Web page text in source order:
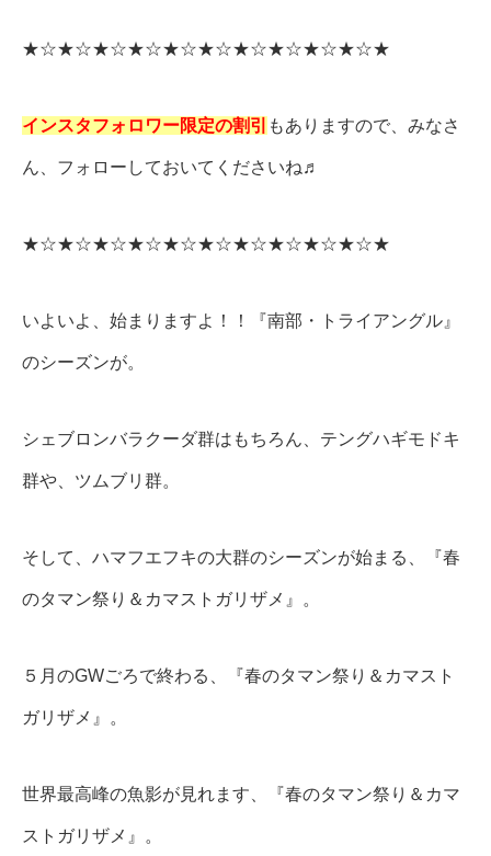
★☆★☆★☆★☆★☆★☆★☆★☆★☆★☆★
インスタフォロワー限定の割引 もありますので、みなさ
ん、フォローしておいてくださいね♬
★☆★☆★☆★☆★☆★☆★☆★☆★☆★☆★
いよいよ、始まりますよ！！『南部・トライアングル』
のシーズンが。
シェブロンバラクーダ群はもちろん、テングハギモドキ
群や、ツムブリ群。
そして、ハマフエフキの大群のシーズンが始まる、『春
のタマン祭り＆カマストガリザメ』。
５月のGWごろで終わる、『春のタマン祭り＆カマスト
ガリザメ』。
世界最高峰の魚影が見れます、『春のタマン祭り＆カマ
ストガリザメ』。